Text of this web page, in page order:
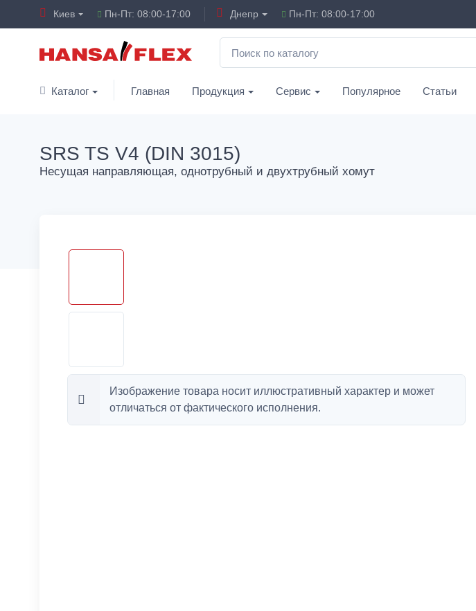
Киев Пн-Пт: 08:00-17:00 Днепр Пн-Пт: 08:00-17:00
Каталог Главная Продукция Сервис Популярное Статьи
SRS TS V4 (DIN 3015)
Несущая направляющая, однотрубный и двухтрубный хомут
Изображение товара носит иллюстративный характер и может
отличаться от фактического исполнения.